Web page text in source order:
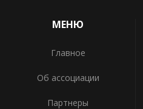
МЕНЮ
Главное
Об ассоциации
Партнеры